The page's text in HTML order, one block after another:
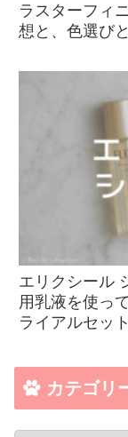
ラスターフィ
想と、色選び
エリクシール
用乳液を使っ
ライアルセッ
カテゴリ